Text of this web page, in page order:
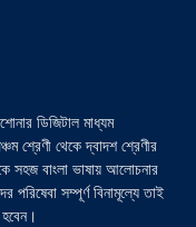
ডিজিটাল মাধ্যম
থেকে দ্বাদশ শ্রেণীর
সহজ বাংলা ভাষায় আলোচনার
সম্পূর্ণ বিনামূল্যে তাই